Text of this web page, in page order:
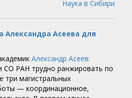
Наука в Сибири
Александра Асеева для
Александр Асеев:
СО РАН трудно ранжировать по
три магистральных
— координационное,